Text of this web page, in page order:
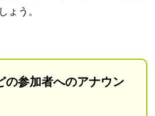
ょう。
の参加者へのアナウン